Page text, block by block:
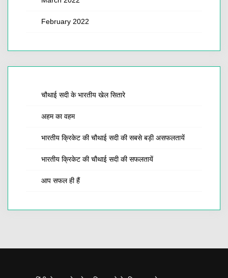
February 2022
चौथाई सदी के भारतीय खेल सितारे
अहम का वहम
भारतीय क्रिकेट की चौथाई सदी की सबसे बड़ी असफलतायें
भारतीय क्रिकेट की चौथाई सदी की सफलतायें
आप सफल ही हैं